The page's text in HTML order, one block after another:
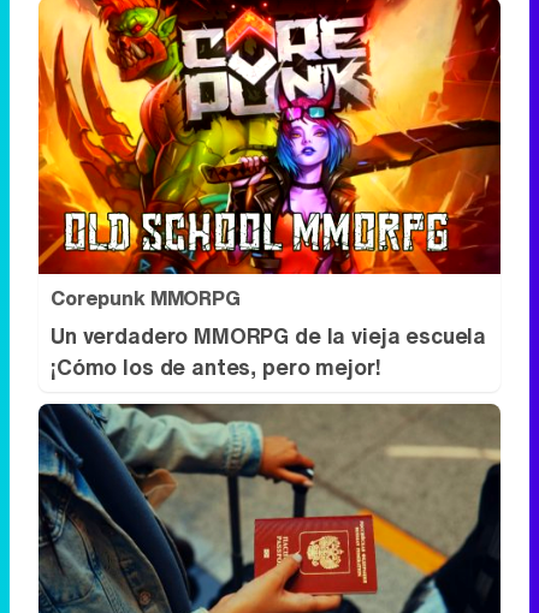
Corepunk MMORPG
Un verdadero MMORPG de la vieja escuela
¡Cómo los de antes, pero mejor!